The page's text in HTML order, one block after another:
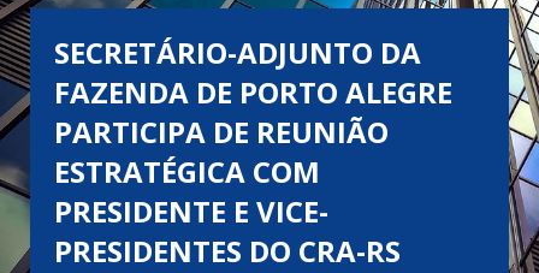
SECRETÁRIO-ADJUNTO DA
FAZENDA DE PORTO ALEGRE
PARTICIPA DE REUNIÃO
ESTRATÉGICA COM
PRESIDENTE E VICE-
PRESIDENTES DO CRA-RS